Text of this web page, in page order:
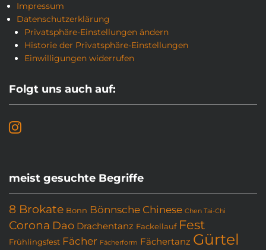
Impressum
Datenschutzerklärung
Privatsphäre-Einstellungen ändern
Historie der Privatsphäre-Einstellungen
Einwilligungen widerrufen
Folgt uns auch auf:
meist gesuchte Begriffe
8 Brokate Bonn Bönnsche Chinese Chen Tai-Chi
Corona Dao Drachentanz Fackellauf Fest
Frühlingsfest Fächer Fächerform Fächertanz Gürtel